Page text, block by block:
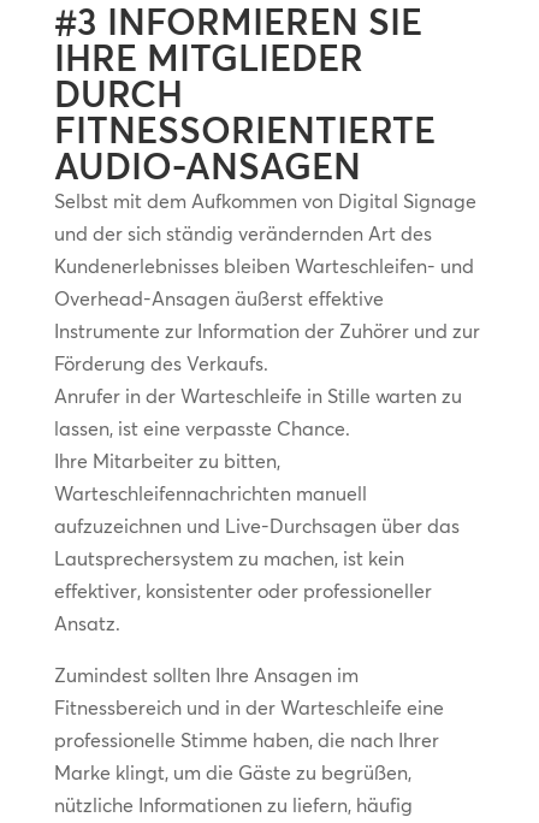
#3 INFORMIEREN SIE
IHRE MITGLIEDER
DURCH
FITNESSORIENTIERTE
AUDIO-ANSAGEN
Selbst mit dem Aufkommen von Digital Signage
und der sich ständig verändernden Art des
Kundenerlebnisses bleiben Warteschleifen- und
Overhead-Ansagen äußerst effektive
Instrumente zur Information der Zuhörer und zur
Förderung des Verkaufs.
Anrufer in der Warteschleife in Stille warten zu
lassen, ist eine verpasste Chance.
Ihre Mitarbeiter zu bitten,
Warteschleifennachrichten manuell
aufzuzeichnen und Live-Durchsagen über das
Lautsprechersystem zu machen, ist kein
effektiver, konsistenter oder professioneller
Ansatz.
Zumindest sollten Ihre Ansagen im
Fitnessbereich und in der Warteschleife eine
professionelle Stimme haben, die nach Ihrer
Marke klingt, um die Gäste zu begrüßen,
nützliche Informationen zu liefern, häufig